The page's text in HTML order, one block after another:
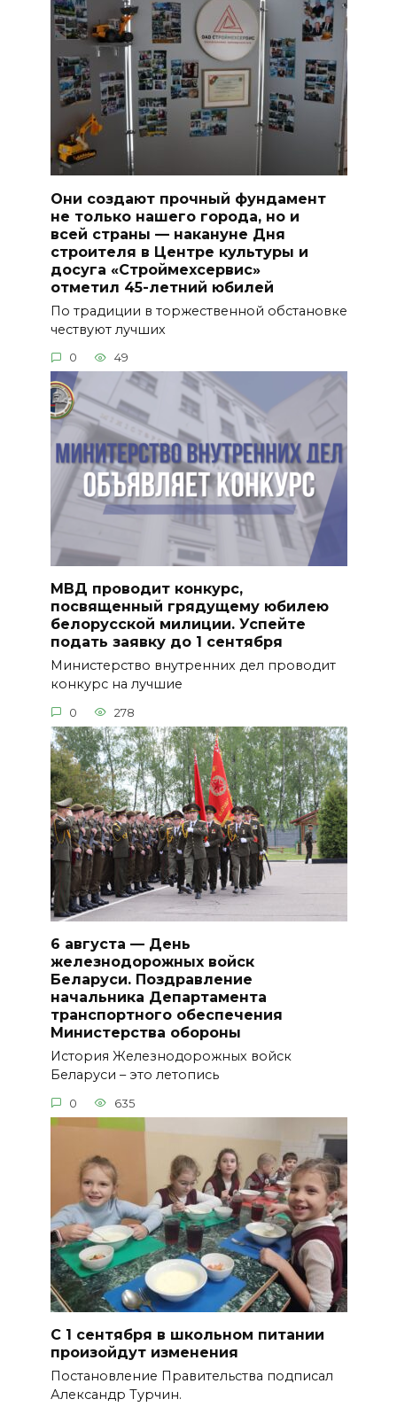
Они создают прочный фундамент
не только нашего города, но и
всей страны — накануне Дня
строителя в Центре культуры и
досуга «Строймехсервис»
отметил 45-летний юбилей
По традиции в торжественной обстановке
чествуют лучших
0 49
МВД проводит конкурс,
посвященный грядущему юбилею
белорусской милиции. Успейте
подать заявку до 1 сентября
Министерство внутренних дел проводит
конкурс на лучшие
0 278
6 августа — День
железнодорожных войск
Беларуси. Поздравление
начальника Департамента
транспортного обеспечения
Министерства обороны
История Железнодорожных войск
Беларуси – это летопись
0 635
С 1 сентября в школьном питании
произойдут изменения
Постановление Правительства подписал
Александр Турчин.